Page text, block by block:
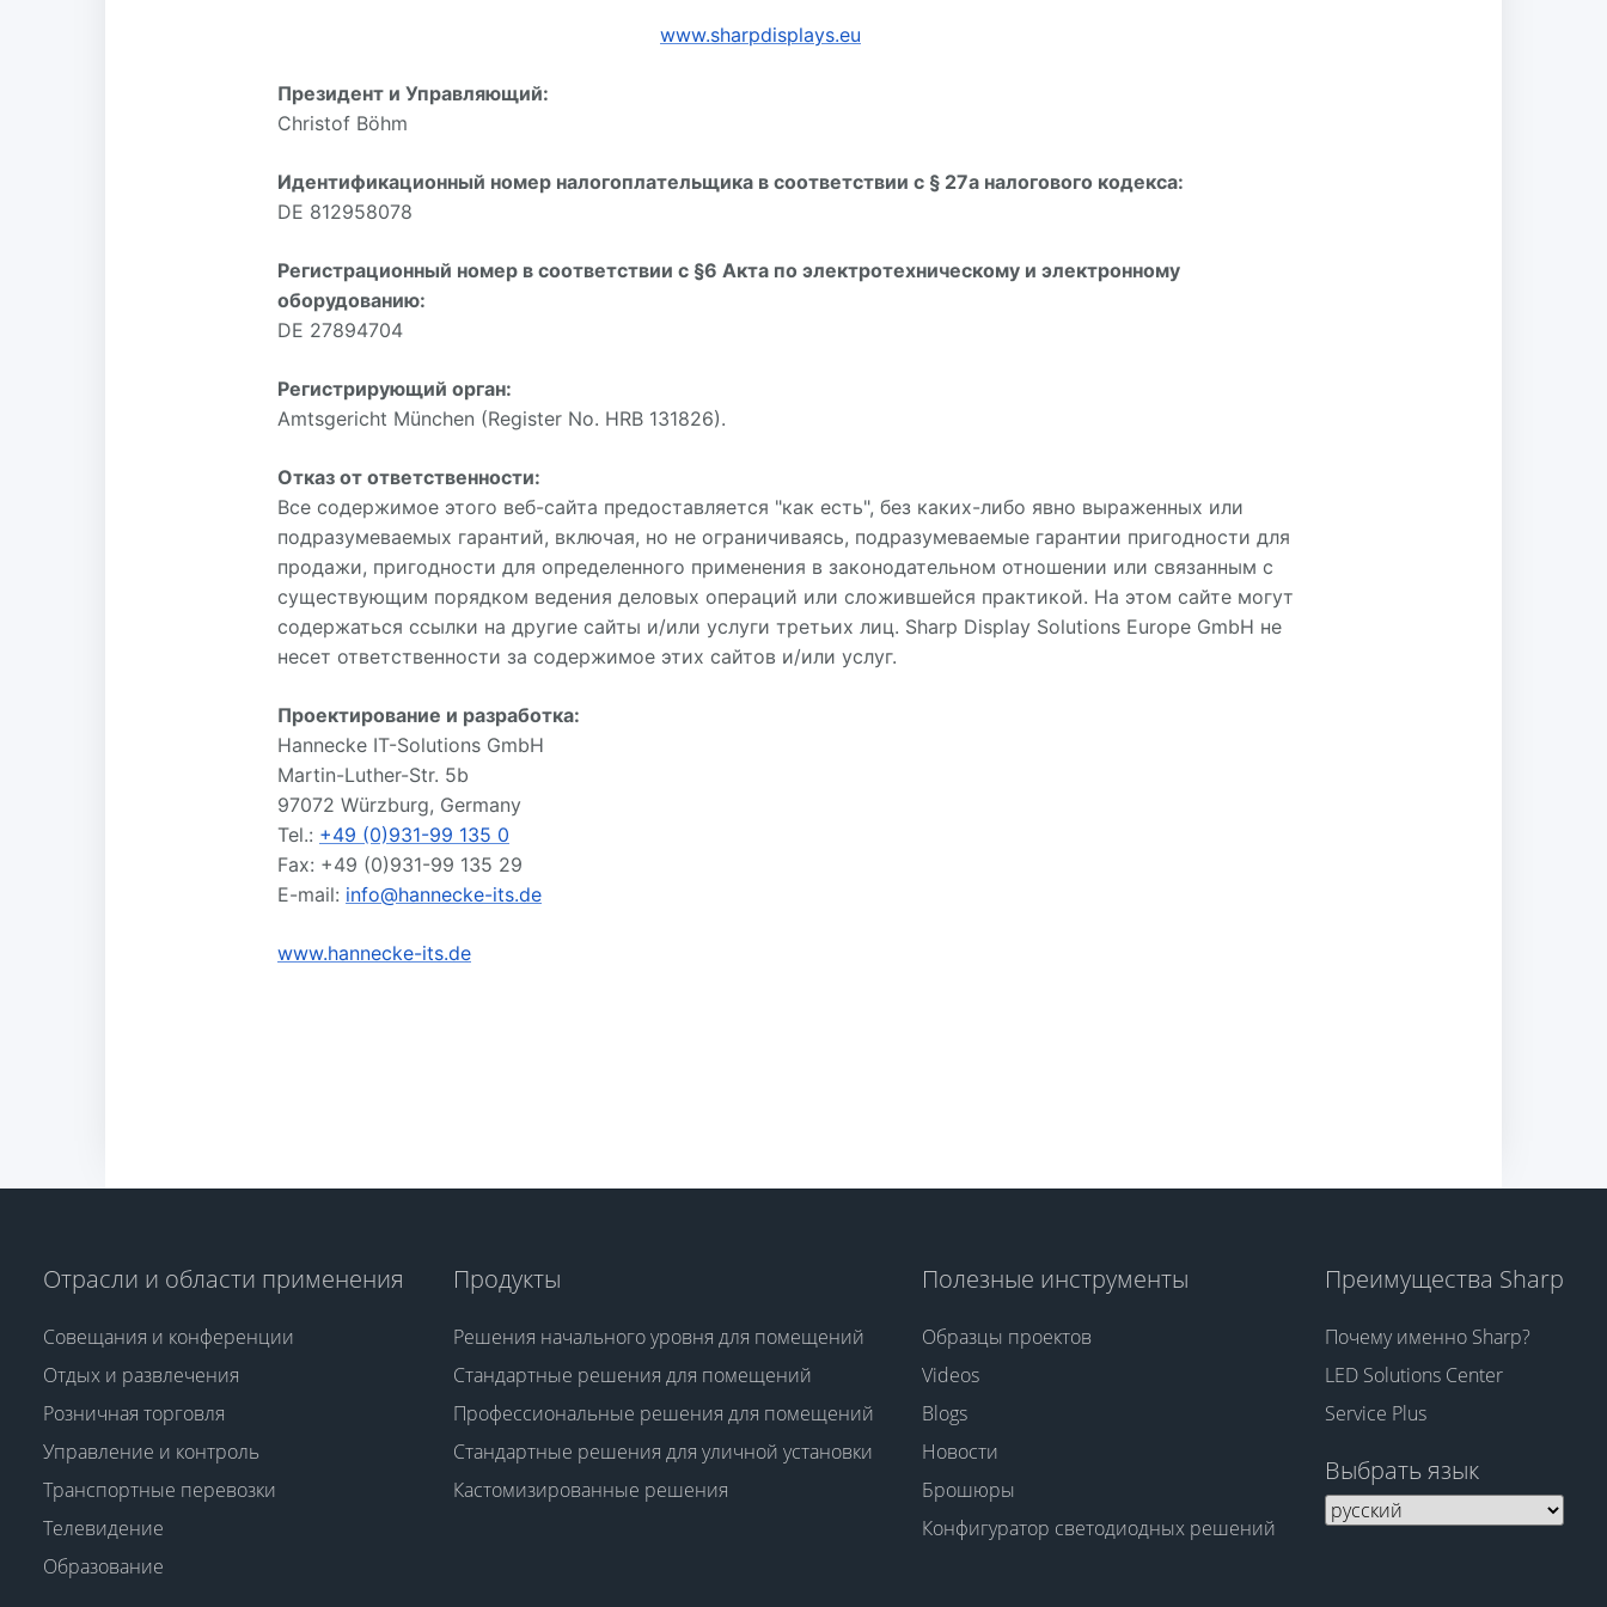
www.sharpdisplays.eu
Президент и Управляющий:
Christof Böhm
Идентификационный номер налогоплательщика в соответствии с § 27a налогового кодекса:
DE 812958078
Регистрационный номер в соответствии с §6 Акта по электротехническому и электронному
оборудованию:
DE 27894704
Регистрирующий орган:
Amtsgericht München (Register No. HRB 131826).
Отказ от ответственности:
Все содержимое этого веб-сайта предоставляется "как есть", без каких-либо явно выраженных или
подразумеваемых гарантий, включая, но не ограничиваясь, подразумеваемые гарантии пригодности для
продажи, пригодности для определенного применения в законодательном отношении или связанным с
существующим порядком ведения деловых операций или сложившейся практикой. На этом сайте могут
содержаться ссылки на другие сайты и/или услуги третьих лиц. Sharp Display Solutions Europe GmbH не
несет ответственности за содержимое этих сайтов и/или услуг.
Проектирование и разработка:
Hannecke IT-Solutions GmbH
Martin-Luther-Str. 5b
97072 Würzburg, Germany
Tel.: +49 (0)931-99 135 0
Fax: +49 (0)931-99 135 29
E-mail: info@hannecke-its.de
www.hannecke-its.de
Отрасли и области применения
Совещания и конференции
Отдых и развлечения
Розничная торговля
Управление и контроль
Транспортные перевозки
Телевидение
Образование
Продукты
Решения начального уровня для помещений
Стандартные решения для помещений
Профессиональные решения для помещений
Стандартные решения для уличной установки
Кастомизированные решения
Полезные инструменты
Образцы проектов
Videos
Blogs
Новости
Брошюры
Конфигуратор светодиодных решений
Преимущества Sharp
Почему именно Sharp?
LED Solutions Center
Service Plus
Выбрать язык